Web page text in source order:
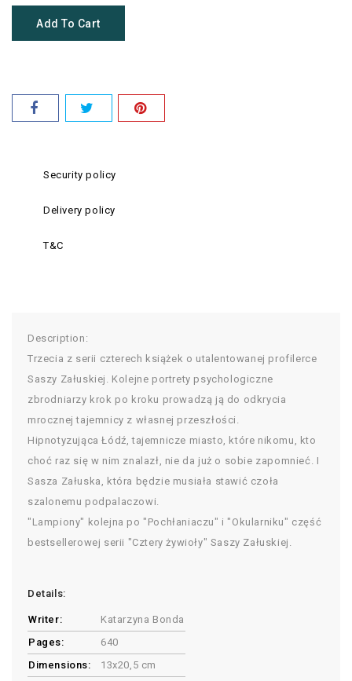
Add To Cart
Security policy
Delivery policy
T&C
Description:
Trzecia z serii czterech książek o utalentowanej profilerce
Saszy Załuskiej. Kolejne portrety psychologiczne
zbrodniarzy krok po kroku prowadzą ją do odkrycia
mrocznej tajemnicy z własnej przeszłości.
Hipnotyzująca Łódź, tajemnicze miasto, które nikomu, kto
choć raz się w nim znalazł, nie da już o sobie zapomnieć. I
Sasza Załuska, która będzie musiała stawić czoła
szalonemu podpalaczowi.
"Lampiony" kolejna po "Pochłaniaczu" i "Okularniku" część
bestsellerowej serii "Cztery żywioły" Saszy Załuskiej.
Details:
Writer:
Katarzyna Bonda
Pages:
640
Dimensions:
13x20,5 cm